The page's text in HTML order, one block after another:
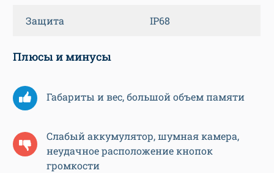
Защита IP68
Плюсы и минусы
Габариты и вес, большой объем памяти
Слабый аккумулятор, шумная камера,
неудачное расположение кнопок
громкости